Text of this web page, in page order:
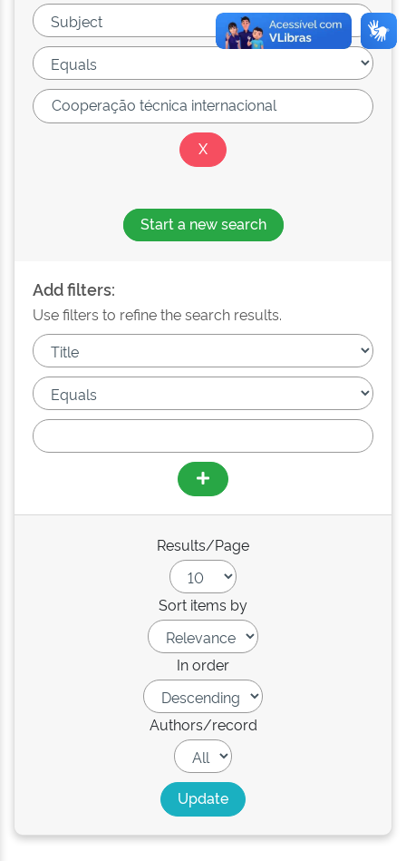
Start a new search
Add filters:
Use filters to refine the search results.
Results/Page
Sort items by
In order
Authors/record